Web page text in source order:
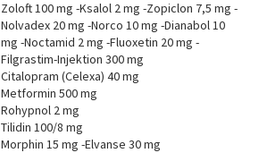
Zoloft 100 mg -Ksalol 2 mg -Zopiclon 7,5 mg -
Nolvadex 20 mg -Norco 10 mg -Dianabol 10
mg -Noctamid 2 mg -Fluoxetin 20 mg -
Filgrastim-Injektion 300 mg
Citalopram (Celexa) 40 mg
Metformin 500 mg
Rohypnol 2 mg
Tilidin 100/8 mg
Morphin 15 mg -Elvanse 30 mg